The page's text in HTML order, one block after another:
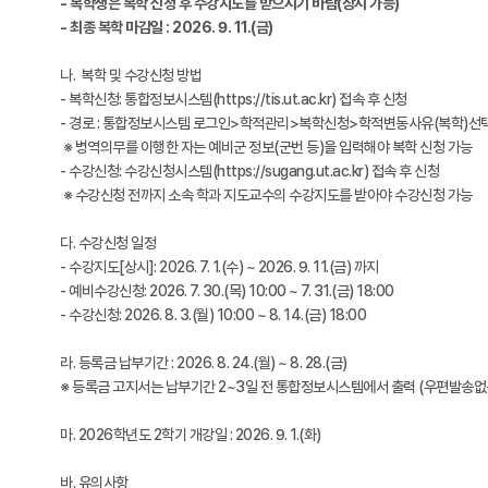
- 최종 복학 마감일 : 2026. 9. 11.(금)
나. 복학 및 수강신청 방법
- 복학신청: 통합정보시스템(https://tis.ut.ac.kr) 접속 후 신청
- 경로 : 통합정보시스템 로그인>학적관리>복학신청>학적변동사유(복학)선
※ 병역의무를 이행한 자는 예비군 정보(군번 등)을 입력해야 복학 신청 가능
- 수강신청: 수강신청시스템(https://sugang.ut.ac.kr) 접속 후 신청
※ 수강신청 전까지 소속 학과 지도교수의 수강지도를 받아야 수강신청 가능
다. 수강신청 일정
- 수강지도[상시]: 2026. 7. 1.(수) ~ 2026. 9. 11.(금) 까지
- 예비수강신청: 2026. 7. 30.(목) 10:00 ~ 7. 31.(금) 18:00
- 수강신청: 2026. 8. 3.(월) 10:00 ~ 8. 14.(금) 18:00
라. 등록금 납부기간 : 2026. 8. 24.(월) ~ 8. 28.(금)
※ 등록금 고지서는 납부기간 2~3일 전 통합정보시스템에서 출력 (우편발송
마. 2026학년도 2학기 개강일 : 2026. 9. 1.(화)
바. 유의사항